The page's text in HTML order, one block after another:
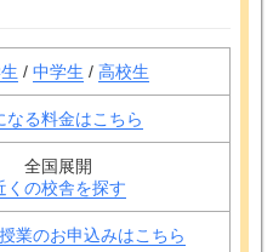
/中学生/高校生